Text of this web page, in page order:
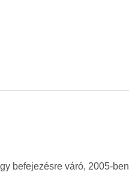
befejezésre váró, 2005-ben